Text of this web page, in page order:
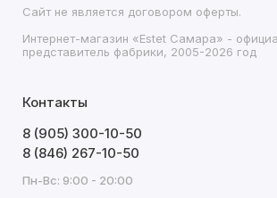
Сайт не является договором оферты.
Интернет-магазин «Estet Самара» -
представитель фабрики, 2005-2026 год
Контакты
8 (905) 300-10-50
8 (846) 267-10-50
Пн-Вс: 9:00 - 20:00